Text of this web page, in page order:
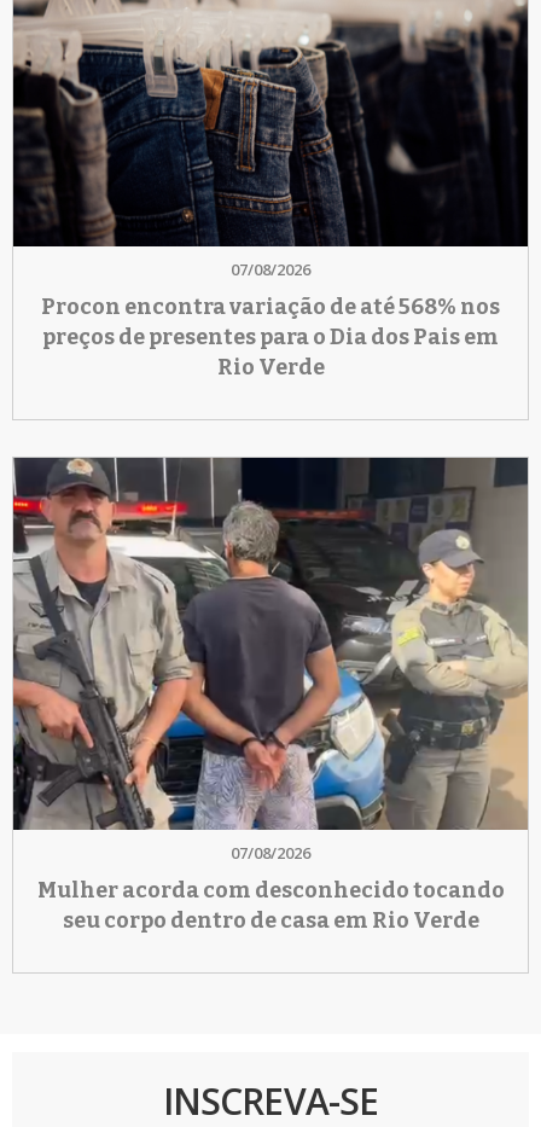
07/08/2026
Procon encontra variação de até 568% nos
preços de presentes para o Dia dos Pais em
Rio Verde
07/08/2026
Mulher acorda com desconhecido tocando
seu corpo dentro de casa em Rio Verde
INSCREVA-SE